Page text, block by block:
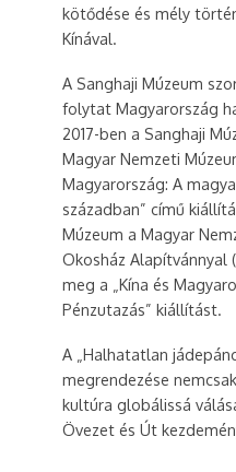
kötődése és mély
Kínával.
A Sanghaji Múzeum
folytat Magyarország
2017-ben a Sanghaji
Magyar Nemzeti
Magyarország: A
században” című
Múzeum a Magyar
Okosház Alapítvánnyal
meg a „Kína és
Pénzutazás” kiállítást.
A „Halhatatlan
megrendezése
kultúra globálissá
Övezet és Út